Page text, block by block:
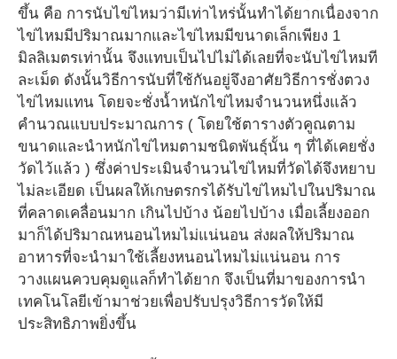
ขึ้น คือ การนับไข่ไหมว่ามีเท่าไหร่นั้นทำได้ยากเนื่องจาก
ไข่ไหมมีปริมาณมากและไข่ไหมมีขนาดเล็กเพียง 1
มิลลิเมตรเท่านั้น จึงแทบเป็นไปไม่ได้เลยที่จะนับไข่ไหมที
ละเม็ด ดังนั้นวิธีการนับที่ใช้กันอยู่จึงอาศัยวิธีการชั่งตวง
ไข่ไหมแทน โดยจะชั่งน้ำหนักไข่ไหมจำนวนหนึ่งแล้ว
คำนวณแบบประมาณการ ( โดยใช้ตารางตัวคูณตาม
ขนาดและนำหนักไข่ไหมตามชนิดพันธุ์นั้น ๆ ที่ได้เคยชั่ง
วัดไว้แล้ว ) ซึ่งค่าประเมินจำนวนไข่ไหมที่วัดได้จึงหยาบ
ไม่ละเอียด เป็นผลให้เกษตรกรได้รับไข่ไหมไปในปริมาณ
ที่คลาดเคลื่อนมาก เกินไปบ้าง น้อยไปบ้าง เมื่อเลี้ยงออก
มาก็ได้ปริมาณหนอนไหมไม่แน่นอน ส่งผลให้ปริมาณ
อาหารที่จะนำมาใช้เลี้ยงหนอนไหมไม่แน่นอน การ
วางแผนควบคุมดูแลก็ทำได้ยาก จึงเป็นที่มาของการนำ
เทคโนโลยีเข้ามาช่วยเพื่อปรับปรุงวิธีการวัดให้มี
ประสิทธิภาพยิ่งขึ้น